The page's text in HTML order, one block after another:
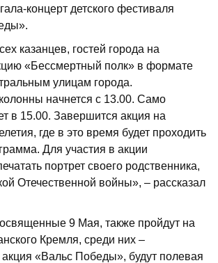
концерт детского фестиваля
казанцев, гостей города на
«Бессмертный полк» в формате
улицам города.
начнется с 13.00. Само
в 15.00. Завершится акция на
где в это время будет проходить
Для участия в акции
портрет своего родственника,
Отечественной войны», – рассказал
9 Мая, также пройдут на
Кремля, среди них –
акция «Вальс Победы», будут полевая